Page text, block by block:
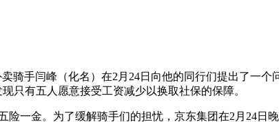
骑手闫峰（化名）在2月24日向他的同行们提出了一
只有五人愿意接受工资减少以换取社保的保障。
一金。为了缓解骑手们的担忧，京东集团在2月24日